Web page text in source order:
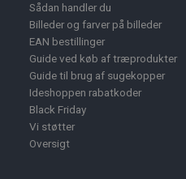
Sådan handler du
Billeder og farver på billeder
EAN bestillinger
Guide ved køb af træprodukter
Guide til brug af sugekopper
Ideshoppen rabatkoder
Black Friday
Vi støtter
Oversigt